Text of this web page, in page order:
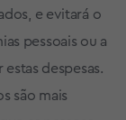
e evitará o
pessoais ou a
despesas.
são mais